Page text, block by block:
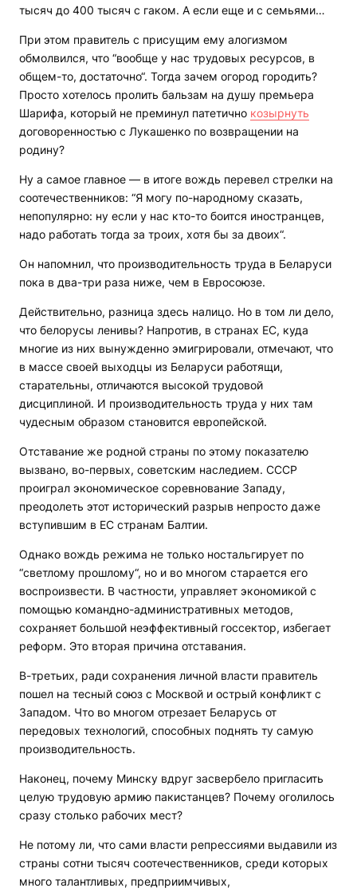
тысяч до 400 тысяч с гаком. А если еще и с семьями…
При этом правитель с присущим ему алогизмом
обмолвился, что “вообще у нас трудовых ресурсов, в
общем-то, достаточно“. Тогда зачем огород городить?
Просто хотелось пролить бальзам на душу премьера
Шарифа, который не преминул патетично козырнуть
договоренностью с Лукашенко по возвращении на
родину?
Ну а самое главное — в итоге вождь перевел стрелки на
соотечественников: “Я могу по-народному сказать,
непопулярно: ну если у нас кто-то боится иностранцев,
надо работать тогда за троих, хотя бы за двоих“.
Он напомнил, что производительность труда в Беларуси
пока в два-три раза ниже, чем в Евросоюзе.
Действительно, разница здесь налицо. Но в том ли дело,
что белорусы ленивы? Напротив, в странах ЕС, куда
многие из них вынужденно эмигрировали, отмечают, что
в массе своей выходцы из Беларуси работящи,
старательны, отличаются высокой трудовой
дисциплиной. И производительность труда у них там
чудесным образом становится европейской.
Отставание же родной страны по этому показателю
вызвано, во-первых, советским наследием. СССР
проиграл экономическое соревнование Западу,
преодолеть этот исторический разрыв непросто даже
вступившим в ЕС странам Балтии.
Однако вождь режима не только ностальгирует по
“светлому прошлому“, но и во многом старается его
воспроизвести. В частности, управляет экономикой с
помощью командно-административных методов,
сохраняет большой неэффективный госсектор, избегает
реформ. Это вторая причина отставания.
В-третьих, ради сохранения личной власти правитель
пошел на тесный союз с Москвой и острый конфликт с
Западом. Что во многом отрезает Беларусь от
передовых технологий, способных поднять ту самую
производительность.
Наконец, почему Минску вдруг засвербело пригласить
целую трудовую армию пакистанцев? Почему оголилось
сразу столько рабочих мест?
Не потому ли, что сами власти репрессиями выдавили из
страны сотни тысяч соотечественников, среди которых
много талантливых, предприимчивых,